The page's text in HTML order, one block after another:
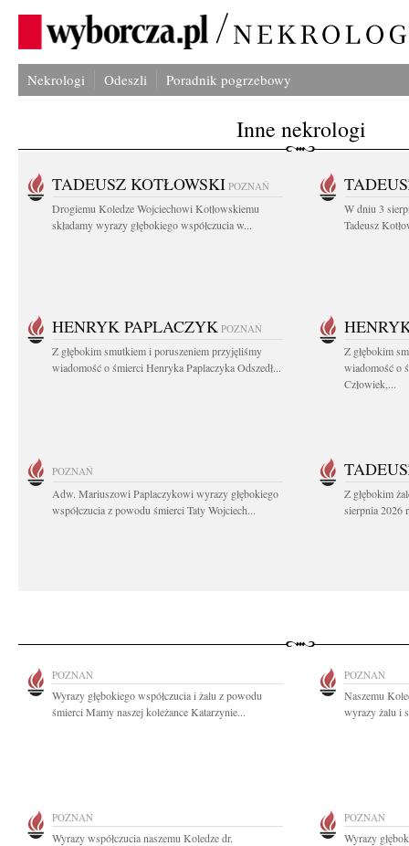
Nekrologi Odeszli Poradnik pogrzebowy
Inne nekrologi
TADEUSZ KOTŁOWSKI POZNAŃ
Drogiemu Koledze Wojciechowi Kotłowskiemu
składamy wyrazy głębokiego współczucia w...
W dniu 3
Tadeusz
HENRYK PAPLACZYK POZNAŃ
Z głębokim smutkiem i poruszeniem przyjęliśmy
wiadomość o śmierci Henryka Paplaczyka Odszedł...
Z głębokim
wiadomość o
Człowiek,...
POZNAŃ
Adw. Mariuszowi Paplaczykowi wyrazy głębokiego
współczucia z powodu śmierci Taty Wojciech...
Z głębokim
sierpnia 2026
POZNAŃ
Wyrazy głębokiego współczucia i żalu z powodu
śmierci Mamy naszej koleżance Katarzynie...
POZNAŃ
Naszemu
wyrazy żalu i
POZNAŃ
Wyrazy współczucia naszemu Koledze dr.
POZNAŃ
Wyrazy